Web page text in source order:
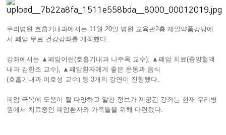
우리병원 호흡기내과에서는 11월 20일 병원 교육관2층 제일약품강당에
서 폐암 무료 건강강좌를 개최했다.
강좌에서는 ▲폐암이란(호흡기내과 나주옥 교수), ▲폐암 치료(종양혈액
내과 김한조 교수), ▲폐암환자에게 좋은 운동과 음식
(호흡기내과 이호성 교수) 등 3개의 강연이 진행됐다.
폐암 극복에 도움이 될 다양하고 알찬 정보가 제공된 강좌는 현재 우리병
원에서 치료중인 폐암환자와 가족들을 위해 마련됐다.